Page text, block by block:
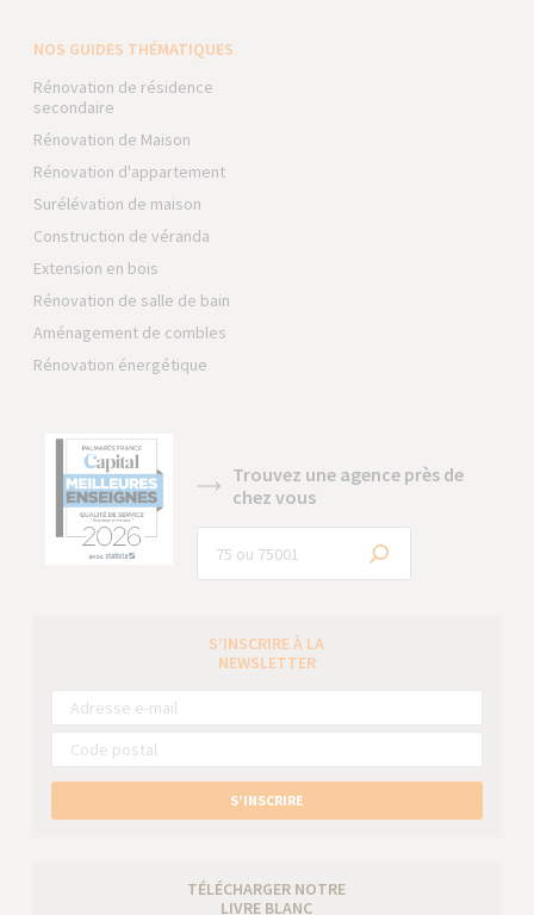
NOS GUIDES THÉMATIQUES
Rénovation de résidence
secondaire
Rénovation de Maison
Rénovation d'appartement
Surélévation de maison
Construction de véranda
Extension en bois
Rénovation de salle de bain
Aménagement de combles
Rénovation énergétique
Trouvez une agence près de
chez vous
S’INSCRIRE À LA
NEWSLETTER
S’INSCRIRE
TÉLÉCHARGER NOTRE
LIVRE BLANC